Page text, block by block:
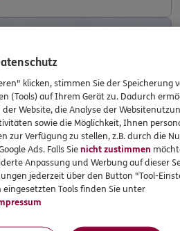
klicken, stimmen Sie der Speicherung
(Tools) auf Ihrem Gerät zu. Dadurch
Website, die Analyse der
sowie die Möglichkeit, Ihnen
zur Verfügung zu stellen, z.B. durch die
Ads. Falls Sienicht zustimmen
Anpassung und Werbung auf dieser
jederzeit über den Button "Tool-
eingesetzten Tools finden Sie unter